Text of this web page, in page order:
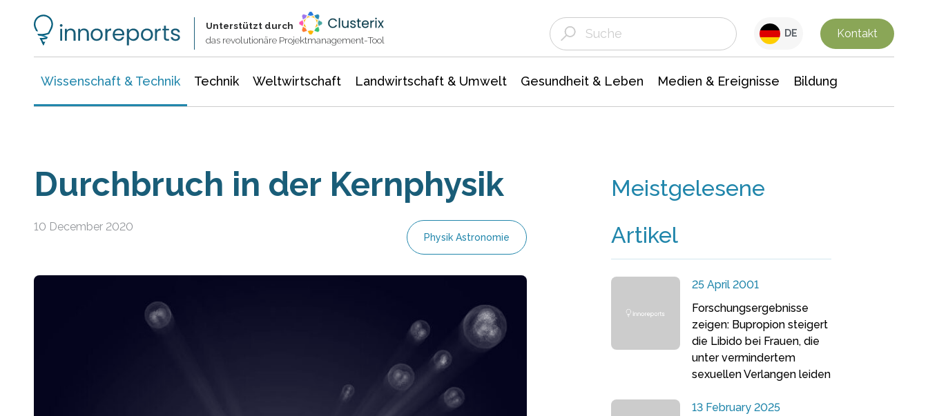
Unterstützt durch
das revolutionäre Projektmanagement-Tool
DE Kontakt
Wissenschaft & Technik Technik Weltwirtschaft Landwirtschaft & Umwelt Gesundheit & Leben Medien & Ereignisse Bildung
Durchbruch in der Kernphysik
10 December 2020
Physik Astronomie
Meistgelesene
Artikel
25 April 2001
Forschungsergebnisse
zeigen: Bupropion steigert
die Libido bei Frauen, die
unter vermindertem
sexuellen Verlangen leiden
13 February 2025